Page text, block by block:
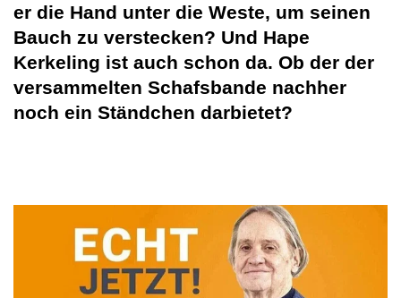
er die Hand unter die Weste, um seinen
Bauch zu verstecken? Und Hape
Kerkeling ist auch schon da. Ob der der
versammelten Schafsbande nachher
noch ein Ständchen darbietet?